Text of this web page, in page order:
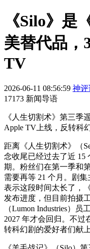
《Silo》是
美替代品，
TV
2026-06-11 08:56:59 神评
17173 新闻导语
《人生切割术》第三季
Apple TV上线，反转科
距离《人生切割术》（
念收尾已经过去了近 15
期。粉丝们在第一季和
需要再等 21 个月。剧集
表示这段时间太长了，
发布进度，但目前拍摄
（Lumon Industries）
2027 年才会回归。不过
转科幻剧的爱好者们献